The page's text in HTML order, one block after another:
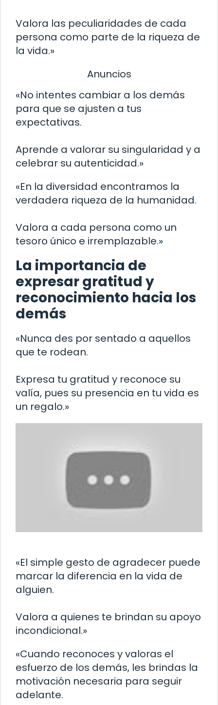
Valora las peculiaridades de cada
persona como parte de la riqueza de
la vida.»
Anuncios
«No intentes cambiar a los demás
para que se ajusten a tus
expectativas.
Aprende a valorar su singularidad y a
celebrar su autenticidad.»
«En la diversidad encontramos la
verdadera riqueza de la humanidad.
Valora a cada persona como un
tesoro único e irremplazable.»
La importancia de
expresar gratitud y
reconocimiento hacia los
demás
«Nunca des por sentado a aquellos
que te rodean.
Expresa tu gratitud y reconoce su
valía, pues su presencia en tu vida es
un regalo.»
«El simple gesto de agradecer puede
marcar la diferencia en la vida de
alguien.
Valora a quienes te brindan su apoyo
incondicional.»
«Cuando reconoces y valoras el
esfuerzo de los demás, les brindas la
motivación necesaria para seguir
adelante.